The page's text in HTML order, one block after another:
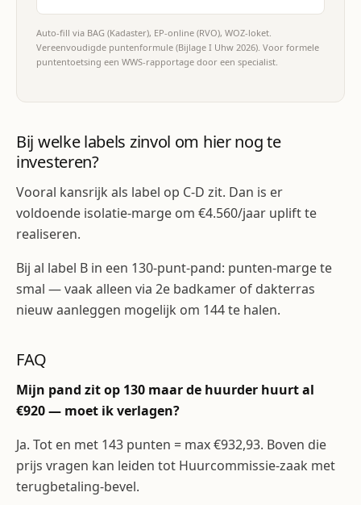
Auto-fill via BAG (Kadaster), EP-online (RVO), WOZ-loket.
Vereenvoudigde puntenformule (Bijlage I Uhw 2026). Voor formele
puntentoetsing een WWS-rapportage door een specialist.
Bij welke labels zinvol om hier nog te
investeren?
Vooral kansrijk als label op C-D zit. Dan is er
voldoende isolatie-marge om €4.560/jaar uplift te
realiseren.
Bij al label B in een 130-punt-pand: punten-marge te
smal — vaak alleen via 2e badkamer of dakterras
nieuw aanleggen mogelijk om 144 te halen.
FAQ
Mijn pand zit op 130 maar de huurder huurt al
€920 — moet ik verlagen?
Ja. Tot en met 143 punten = max €932,93. Boven die
prijs vragen kan leiden tot Huurcommissie-zaak met
terugbetaling-bevel.